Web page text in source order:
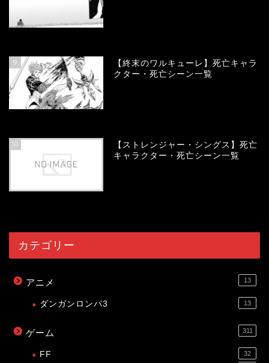
9
【終末のワルキューレ】死亡キャラ
クター・死亡シーン一覧
10
【ストレンジャー・シングス】死亡
キャラクター・死亡シーン一覧
カテゴリー
アニメ 13
ダンガンロンパ3 13
ゲーム 311
FF 32